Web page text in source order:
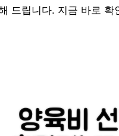
드립니다. 지금 바로 확